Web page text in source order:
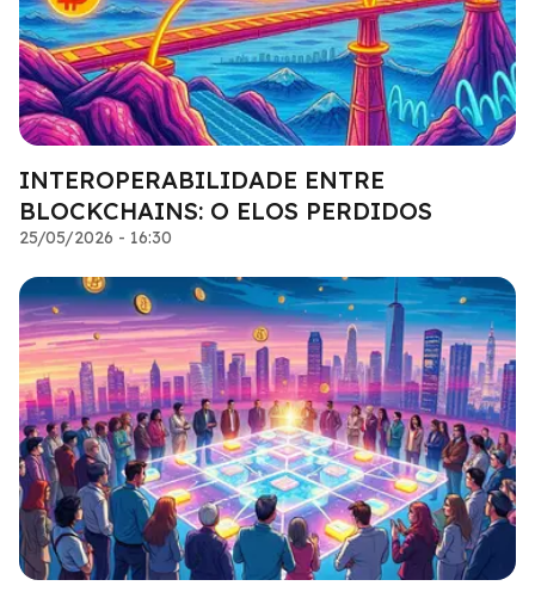
INTEROPERABILIDADE ENTRE
BLOCKCHAINS: O ELOS PERDIDOS
25/05/2026 - 16:30